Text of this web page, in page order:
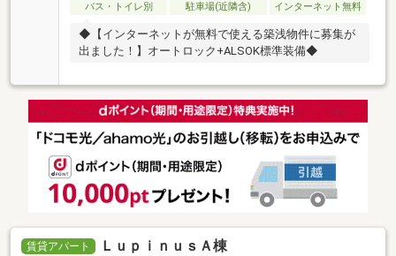
バス・トイレ別
駐車場(近隣含) インターネット無料
◆【インターネットが無料で使える築浅物件に募集が
出ました！】オートロック+ALSOK標準装備◆
賃貸アパート ＬｕｐｉｎｕｓＡ棟